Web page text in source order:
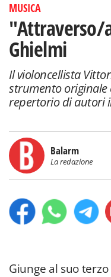
MUSICA
"Attraverso/
Ghielmi
Il violoncellista
strumento
repertorio di autori
Balarm
La redazione
Giunge al suo